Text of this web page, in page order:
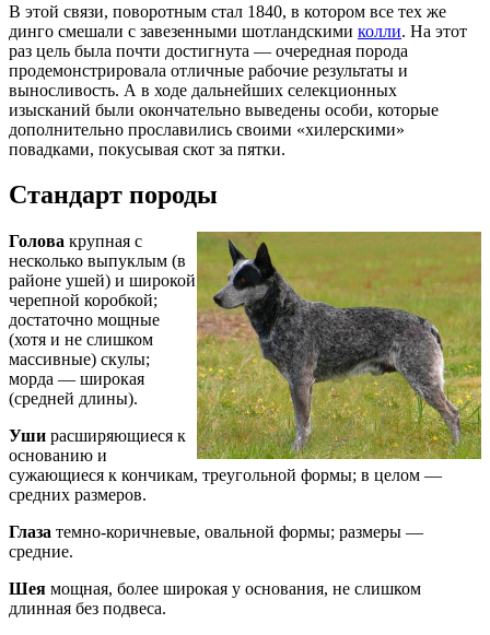
В этой связи, поворотным стал 1840, в котором все тех же
динго смешали с завезенными шотландскими колли. На этот
раз цель была почти достигнута — очередная порода
продемонстрировала отличные рабочие результаты и
выносливость. А в ходе дальнейших селекционных
изысканий были окончательно выведены особи, которые
дополнительно прославились своими «хилерскими»
повадками, покусывая скот за пятки.
Стандарт породы
Голова крупная с
несколько выпуклым (в
районе ушей) и широкой
черепной коробкой;
достаточно мощные
(хотя и не слишком
массивные) скулы;
морда — широкая
(средней длины).
Уши расширяющиеся к
основанию и
сужающиеся к кончикам, треугольной формы; в целом —
средних размеров.
Глаза темно-коричневые, овальной формы; размеры —
средние.
Шея мощная, более широкая у основания, не слишком
длинная без подвеса.